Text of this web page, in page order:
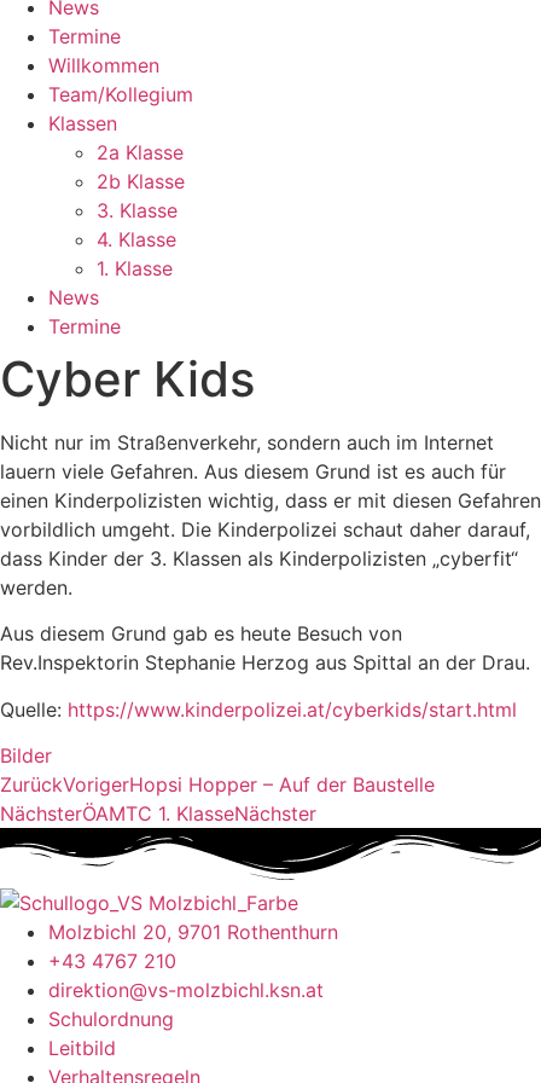
News
Termine
Willkommen
Team/Kollegium
Klassen
2a Klasse
2b Klasse
3. Klasse
4. Klasse
1. Klasse
News
Termine
Cyber Kids
Nicht nur im Straßenverkehr, sondern auch im Internet
lauern viele Gefahren. Aus diesem Grund ist es auch für
einen Kinderpolizisten wichtig, dass er mit diesen Gefahren
vorbildlich umgeht. Die Kinderpolizei schaut daher darauf,
dass Kinder der 3. Klassen als Kinderpolizisten „cyberfit“
werden.
Aus diesem Grund gab es heute Besuch von
Rev.Inspektorin Stephanie Herzog aus Spittal an der Drau.
Quelle: https://www.kinderpolizei.at/cyberkids/start.html
Bilder
ZurückVorigerHopsi Hopper – Auf der Baustelle
NächsterÖAMTC 1. KlasseNächster
Molzbichl 20, 9701 Rothenthurn
+43 4767 210
direktion@vs-molzbichl.ksn.at
Schulordnung
Leitbild
Verhaltensregeln